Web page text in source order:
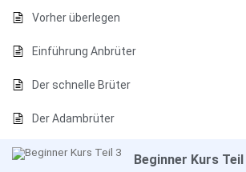
Vorher überlegen
Einführung Anbrüter
Der schnelle Brüter
Der Adambrüter
Beginner Kurs Teil